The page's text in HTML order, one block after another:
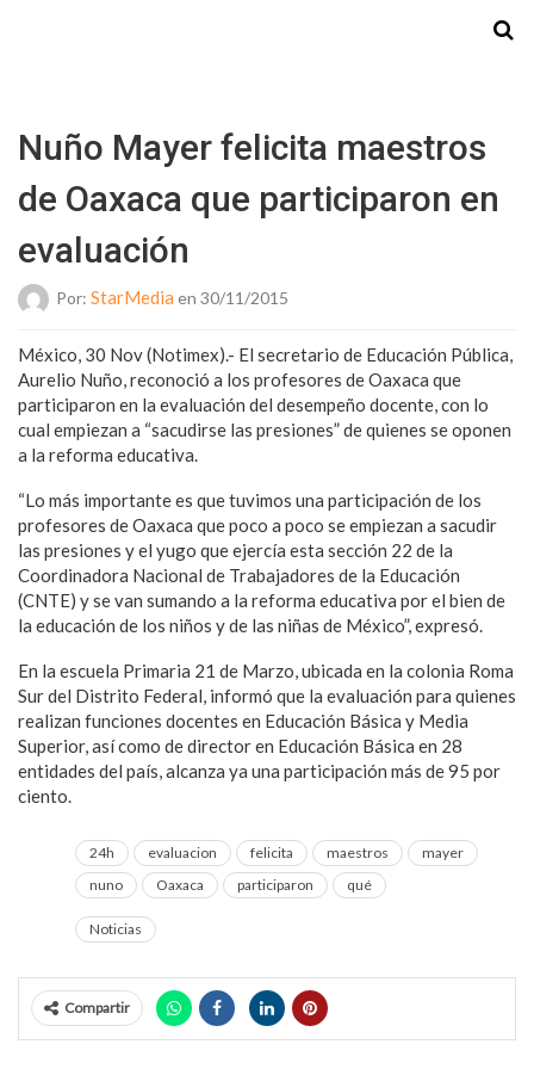
Nuño Mayer felicita maestros
de Oaxaca que participaron en
evaluación
Por: StarMedia en 30/11/2015
México, 30 Nov (Notimex).- El secretario de Educación Pública,
Aurelio Nuño, reconoció a los profesores de Oaxaca que
participaron en la evaluación del desempeño docente, con lo
cual empiezan a “sacudirse las presiones” de quienes se oponen
a la reforma educativa.
“Lo más importante es que tuvimos una participación de los
profesores de Oaxaca que poco a poco se empiezan a sacudir
las presiones y el yugo que ejercía esta sección 22 de la
Coordinadora Nacional de Trabajadores de la Educación
(CNTE) y se van sumando a la reforma educativa por el bien de
la educación de los niños y de las niñas de México”, expresó.
En la escuela Primaria 21 de Marzo, ubicada en la colonia Roma
Sur del Distrito Federal, informó que la evaluación para quienes
realizan funciones docentes en Educación Básica y Media
Superior, así como de director en Educación Básica en 28
entidades del país, alcanza ya una participación más de 95 por
ciento.
24h evaluacion felicita maestros
mayer
nuno
Oaxaca participaron qué
Noticias
Compartir